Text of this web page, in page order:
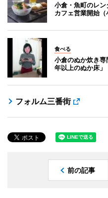
小倉・魚町のレ
カフェ営業開始（
食べる
小倉のぬか炊き
年以上のぬか床」
フォルム三番街
前の記事